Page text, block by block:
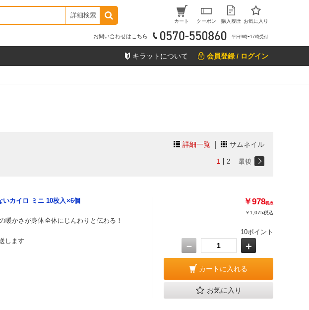
詳細検索
カート クーポン 購入履歴 お気に入り
お問い合わせはこちら 平日9時ｰ17時受付
キラットについて 会員登録 / ログイン
詳細一覧 サムネイル
1 2 最後
カイロ ミニ 10枚入×6個
暖かさが身体全体にじんわりと伝わる！
します
￥978税抜
￥1,075税込
10ポイント
－ ＋
カートに入れる
お気に入り